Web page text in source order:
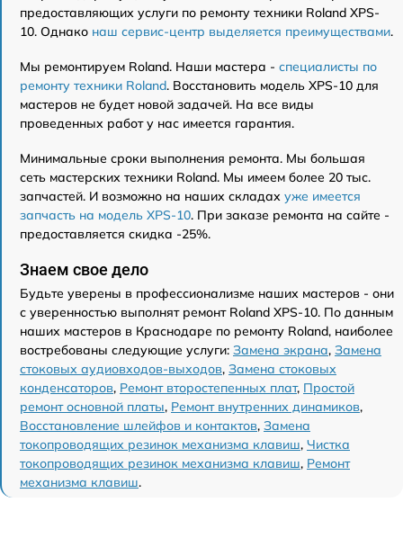
предоставляющих услуги по ремонту техники Roland XPS-
10. Однако наш сервис-центр выделяется преимуществами.
Мы ремонтируем Roland. Наши мастера - специалисты по
ремонту техники Roland. Восстановить модель XPS-10 для
мастеров не будет новой задачей. На все виды
проведенных работ у нас имеется гарантия.
Минимальные сроки выполнения ремонта. Мы большая
сеть мастерских техники Roland. Мы имеем более 20 тыс.
запчастей. И возможно на наших складах уже имеется
запчасть на модель XPS-10. При заказе ремонта на сайте -
предоставляется скидка -25%.
Знаем свое дело
Будьте уверены в профессионализме наших мастеров - они
с уверенностью выполнят ремонт Roland XPS-10. По данным
наших мастеров в Краснодаре по ремонту Roland, наиболее
востребованы следующие услуги: Замена экрана, Замена
стоковых аудиовходов-выходов, Замена стоковых
конденсаторов, Ремонт второстепенных плат, Простой
ремонт основной платы, Ремонт внутренних динамиков,
Восстановление шлейфов и контактов, Замена
токопроводящих резинок механизма клавиш, Чистка
токопроводящих резинок механизма клавиш, Ремонт
механизма клавиш.